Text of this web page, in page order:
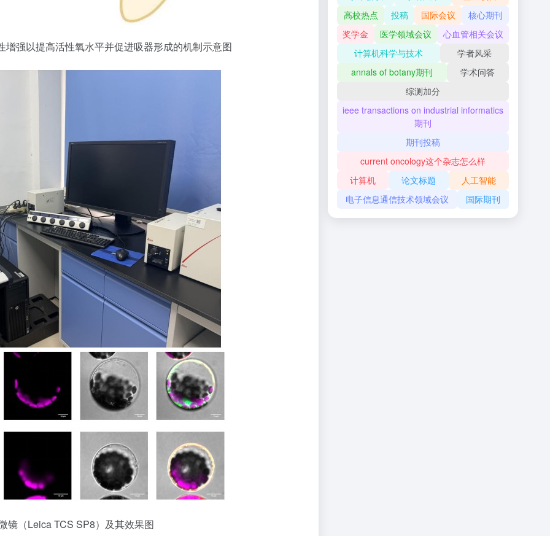
强以提高活性氧水平并促进吸器形成的机制示意图
镜（Leica TCS SP8）及其效果图
高校热点
投稿 国际会议
核心期刊
奖学金
医学领域会议
心血管相关会议
计算机科学与技术
学者风采
annals of botany期刊
学术问答
综测加分
ieee transactions on industrial informatics
期刊
期刊投稿
current oncology这个杂志怎么样
计算机
论文标题
人工智能
电子信息通信技术领域会议
国际期刊